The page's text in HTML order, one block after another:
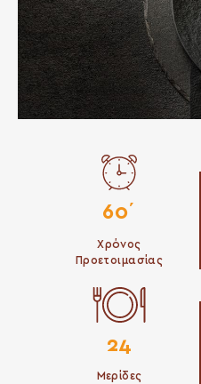
60΄
Χρόνος
Προετοιμασίας
24
Μερίδες